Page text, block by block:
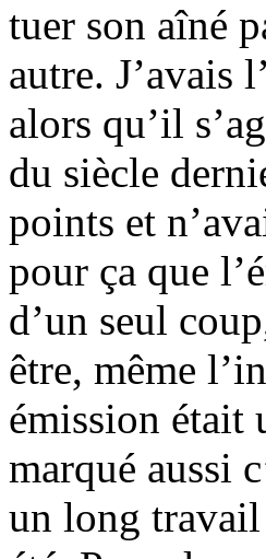
tuer son aîné
autre. J’avais
alors qu’il
du siècle
points et
pour ça que
d’un seul
être, même
émission était
marqué aussi
un long travail